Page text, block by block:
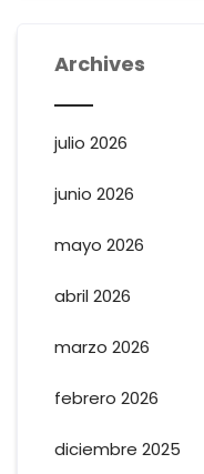
Archives
julio 2026
junio 2026
mayo 2026
abril 2026
marzo 2026
febrero 2026
diciembre 2025